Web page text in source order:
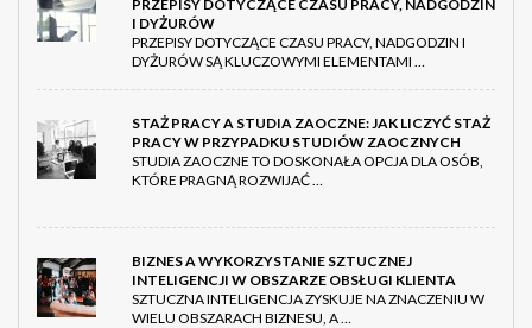
PRZEPISY DOTYCZĄCE CZASU PRACY, NADGODZIN
I DYŻURÓW
PRZEPISY DOTYCZĄCE CZASU PRACY, NADGODZIN I
DYŻURÓW SĄ KLUCZOWYMI ELEMENTAMI …
STAŻ PRACY A STUDIA ZAOCZNE: JAK LICZYĆ STAŻ
PRACY W PRZYPADKU STUDIÓW ZAOCZNYCH
STUDIA ZAOCZNE TO DOSKONAŁA OPCJA DLA OSÓB,
KTÓRE PRAGNĄ ROZWIJAĆ …
BIZNES A WYKORZYSTANIE SZTUCZNEJ
INTELIGENCJI W OBSZARZE OBSŁUGI KLIENTA
SZTUCZNA INTELIGENCJA ZYSKUJE NA ZNACZENIU W
WIELU OBSZARACH BIZNESU, A …